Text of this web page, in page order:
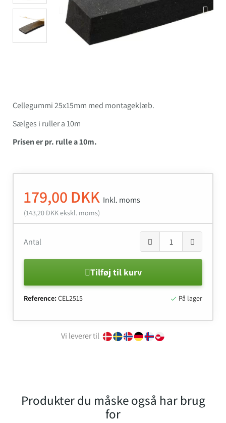
Cellegummi 25x15mm med montageklæb.
Sælges i ruller a 10m
Prisen er pr. rulle a 10m.
179,00 DKK Inkl. moms
(143,20 DKK ekskl. moms)
Antal
Tilføj til kurv
Reference:CEL2515  På lager
Vi leverer til
Produkter du måske også har brug
for